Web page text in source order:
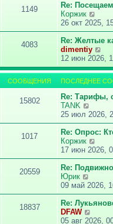
1149
Re:
Коржик
е
р
е
й
т
и
к
п
о
с
л
е
д
н
е
м
у
с
о
о
б
щ
е
26 окт 2025,
4083
Re: Желтые
dimentiy
е
р
е
й
т
и
к
п
о
с
л
е
д
н
е
м
у
с
12 июн 2026,
СООБЩЕНИЯ ПОСЛЕДНЕЕ
15802
Re: Тарифы,
TANK
е
р
е
й
т
и
к
о
с
л
е
д
25 июл 2026,
1017
Re: Опрос:
Коржик
е
р
е
т
и
к
о
17 июн 2026,
20559
Re:
Юрик
е
р
е
й
т
09 май 2026,
18837
Re:
DFAW
е
05 авг 2026,